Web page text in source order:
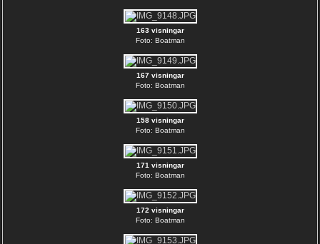
163 visningar
Foto: Boatman
167 visningar
Foto: Boatman
158 visningar
Foto: Boatman
171 visningar
Foto: Boatman
172 visningar
Foto: Boatman